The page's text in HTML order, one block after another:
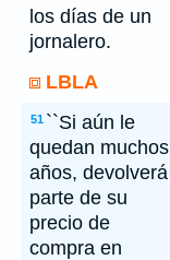
los días de un
jornalero.
LBLA
51 ``Si aún le
quedan muchos
años, devolverá
parte de su
precio de
compra en